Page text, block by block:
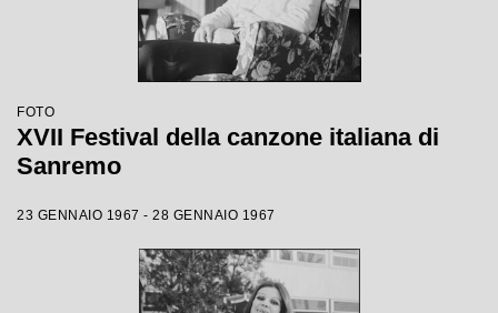
FOTO
XVII Festival della canzone italiana di
Sanremo
23 GENNAIO 1967 - 28 GENNAIO 1967